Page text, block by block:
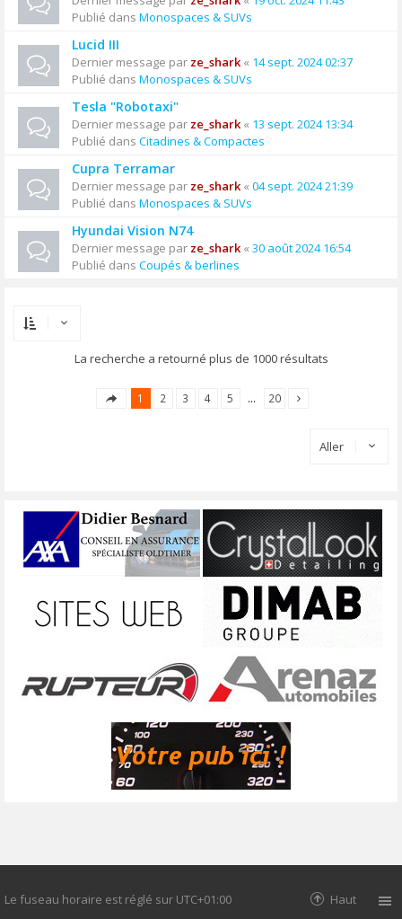
Publié dans Monospaces & SUVs
Lucid III
Dernier message par ze_shark« 14 sept. 2024 02:37
Publié dans Monospaces & SUVs
Tesla "Robotaxi"
Dernier message par ze_shark« 13 sept. 2024 13:34
Publié dans Citadines & Compactes
Cupra Terramar
Dernier message par ze_shark« 04 sept. 2024 21:39
Publié dans Monospaces & SUVs
Hyundai Vision N74
Dernier message par ze_shark« 30 août 2024 16:54
Publié dans Coupés & berlines
La recherche a retourné plus de 1000 résultats
1 2 3 4 5 … 20
Aller
Le fuseau horaire est réglé sur UTC+01:00 Haut